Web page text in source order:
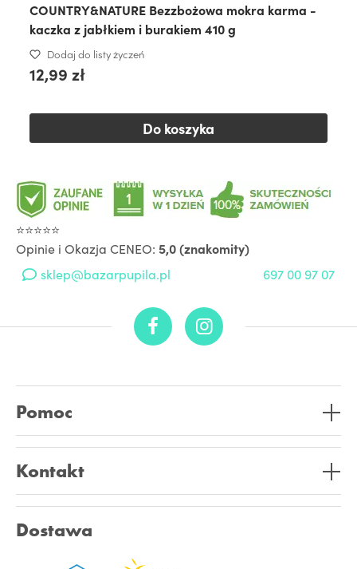
COUNTRY&NATURE Bezzbożowa mokra karma -
kaczka z jabłkiem i burakiem 410 g
Dodaj do listy życzeń
12,99 zł
Do koszyka
⭐⭐⭐⭐⭐
Opinie i Okazja CENEO: 5,0 (znakomity)
sklep@bazarpupila.pl
697 00 97 07
Pomoc
Kontakt
Dostawa